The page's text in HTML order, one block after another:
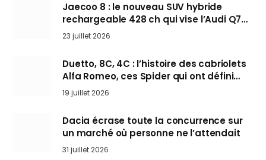
Jaecoo 8 : le nouveau SUV hybride
rechargeable 428 ch qui vise l’Audi Q7
arrive en Europe cet automne
23 juillet 2026
Duetto, 8C, 4C : l’histoire des cabriolets
Alfa Romeo, ces Spider qui ont défini
l’art de rouler cheveux au vent
19 juillet 2026
Dacia écrase toute la concurrence sur
un marché où personne ne l’attendait
31 juillet 2026